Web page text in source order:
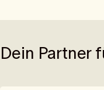
Dein Partner